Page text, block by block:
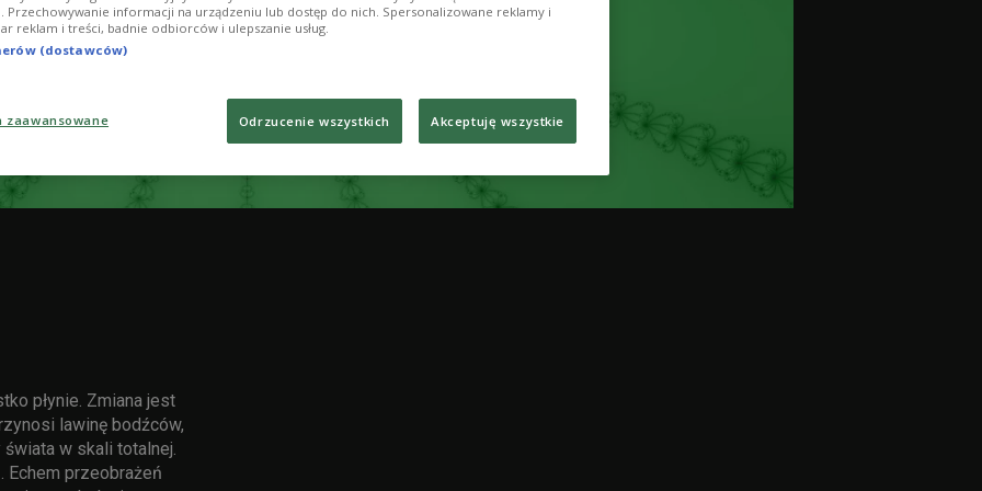
płynie. Zmiana jest
lawinę bodźców,
w skali totalnej.
przeobrażeń
Przechowywanie informacji na urządzeniu lub dostęp do nich. Spersonalizowane reklamy i
reklam i treści, badnie odbiorców i ulepszanie usług.
(dostawców)
zaawansowane Odrzucenie wszystkich Akceptuję wszystkie